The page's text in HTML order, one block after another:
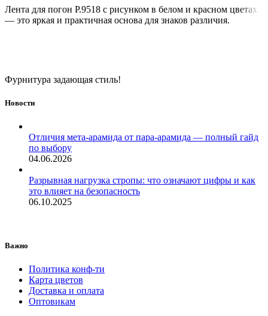
Лента для погон Р.9518 с рисунком в белом и красном цветах
— это яркая и практичная основа для знаков различия.
Фурнитура задающая стиль!
Новости
Отличия мета-арамида от пара-арамида — полный гайд
по выбору
04.06.2026
Разрывная нагрузка стропы: что означают цифры и как
это влияет на безопасность
06.10.2025
Важно
Политика конф-ти
Карта цветов
Доставка и оплата
Оптовикам